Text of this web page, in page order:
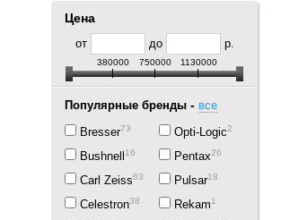
Цена
от до р.
380000 750000 1130000
Популярные бренды - все
Bresser73
Bushnell16
Carl Zeiss63
Celestron38
Opti-Logic2
Pentax26
Pulsar18
Rekam1